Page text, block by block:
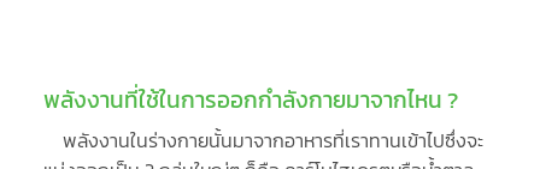
พลังงานที่ใช้ในการออกกำลังกายมาจากไหน ?
พลังงานในร่างกายนั้นมาจากอาหารที่เราทานเข้าไปซึ่งจะ